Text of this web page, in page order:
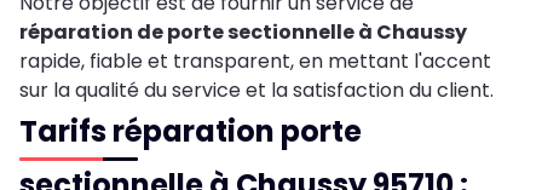
réparation de porte sectionnelle à Chaussy
rapide, fiable et transparent, en mettant l'accent
sur la qualité du service et la satisfaction du client.
Tarifs réparation porte